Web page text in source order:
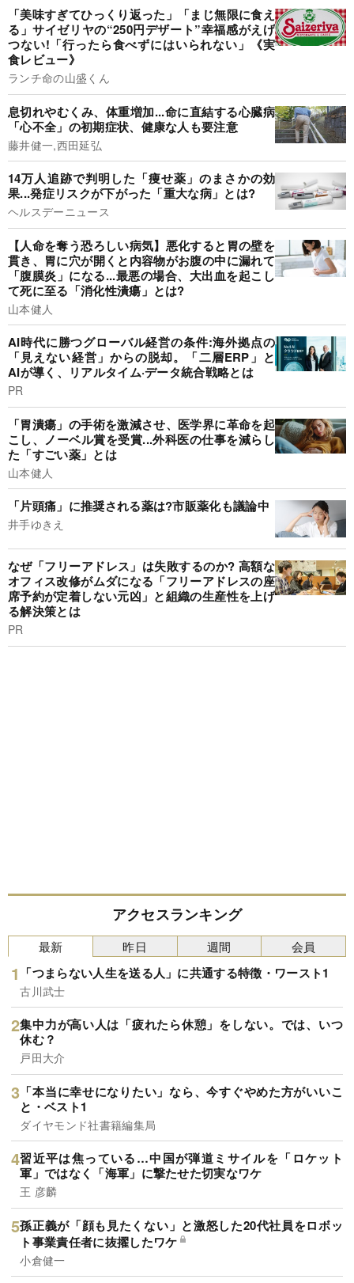
「美味すぎてひっくり返った」「まじ無限に食え
る」サイゼリヤの“250円デザート”幸福感がえげ
つない!「行ったら食べずにはいられない」《実
食レビュー》
ランチ命の山盛くん
息切れやむくみ、体重増加...命に直結する心臓病
「心不全」の初期症状、健康な人も要注意
藤井健一,西田延弘
14万人追跡で判明した「痩せ薬」のまさかの効
果...発症リスクが下がった「重大な病」とは?
ヘルスデーニュース
【人命を奪う恐ろしい病気】悪化すると胃の壁を
貫き、胃に穴が開くと内容物がお腹の中に漏れて
「腹膜炎」になる...最悪の場合、大出血を起こし
て死に至る「消化性潰瘍」とは?
山本健人
AI時代に勝つグローバル経営の条件:海外拠点の
「見えない経営」からの脱却。「二層ERP」と
AIが導く、リアルタイム·データ統合戦略とは
PR
「胃潰瘍」の手術を激減させ、医学界に革命を起
こし、ノーベル賞を受賞...外科医の仕事を減らし
た「すごい薬」とは
山本健人
「片頭痛」に推奨される薬は?市販薬化も議論中
井手ゆきえ
なぜ「フリーアドレス」は失敗するのか? 高額な
オフィス改修がムダになる「フリーアドレスの座
席予約が定着しない元凶」と組織の生産性を上げ
る解決策とは
PR
アクセスランキング
最新
「つまらない人生を送る人」に共通する特徴・ワースト1
古川武士
集中力が高い人は「疲れたら休憩」をしない。では、いつ
休む？
戸田大介
「本当に幸せになりたい」なら、今すぐやめた方がいいこ
と・ベスト1
ダイヤモンド社書籍編集局
習近平は焦っている…中国が弾道ミサイルを「ロケット
軍」ではなく「海軍」に撃たせた切実なワケ
王 彦麟
孫正義が「顔も見たくない」と激怒した20代社員をロボッ
ト事業責任者に抜擢したワケ
小倉健一
昨日 週間 会員